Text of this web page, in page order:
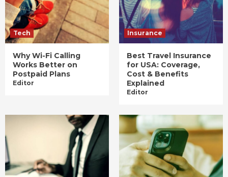
Tech
Why Wi-Fi Calling
Works Better on
Postpaid Plans
Editor
Insurance
Best Travel Insurance
for USA: Coverage,
Cost & Benefits
Explained
Editor